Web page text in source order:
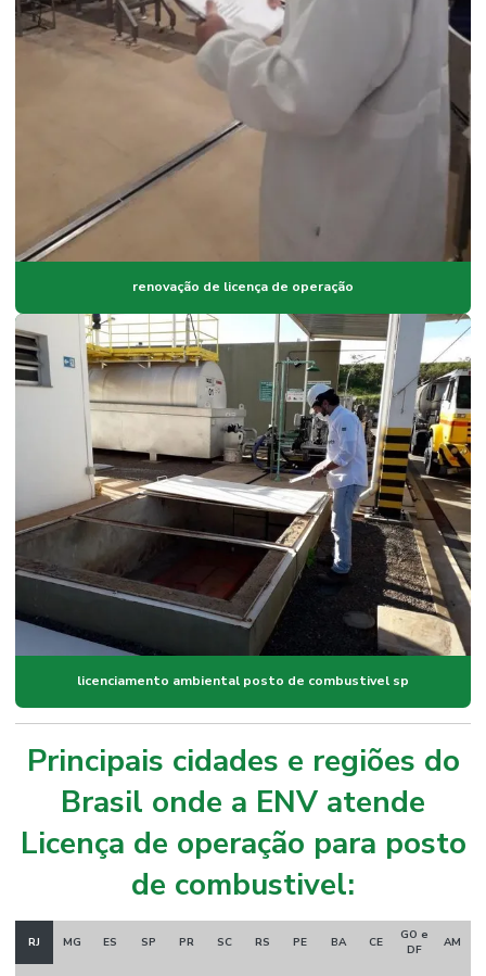
renovação de licença de operação
licenciamento ambiental posto de combustivel sp
Principais cidades e regiões do
Brasil onde a ENV atende
Licença de operação para posto
de combustivel:
RJ MG ES SP PR SC RS PE BA CE
GO e
DF
AM